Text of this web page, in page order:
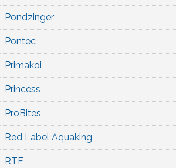
Pondzinger
Pontec
Primakoi
Princess
ProBites
Red Label Aquaking
RTF